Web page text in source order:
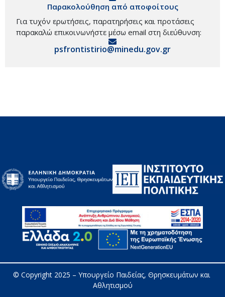
Παρακολούθηση από αποφοίτους
Για τυχόν ερωτήσεις, παρατηρήσεις και προτάσεις
παρακαλώ επικοινωνήστε μέσω email στη διεύθυνση:
psfrontistirio@minedu.gov.gr
© Copyright 2025 – Υπουργείο Παιδείας, Θρησκευμάτων και
Αθλητισμού